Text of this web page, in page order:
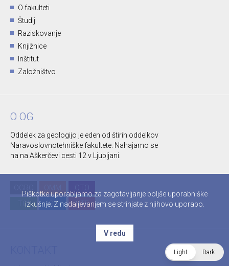
O fakulteti
Študij
Raziskovanje
Knjižnice
Inštitut
Založništvo
O OG
Oddelek za geologijo je eden od štirih oddelkov
Naravoslovnotehniške fakultete. Nahajamo se
na na Aškerčevi cesti 12 v Ljubljani.
TOI
IGT NTF
Light Dark
Piškotke uporabljamo za zagotavljanje boljše uporabniške
izkušnje. Z nadaljevanjem se strinjate z njihovo uporabo.
V redu